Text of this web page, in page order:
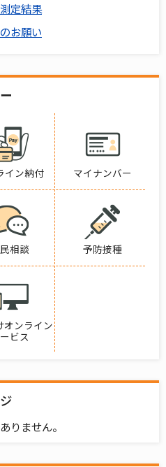
定結果
お願い
イン納付 マイナンバー
相談 予防接種
オンライン
ビス
りません。